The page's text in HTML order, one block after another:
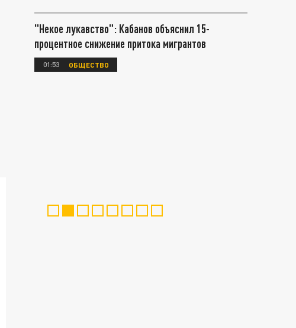
"Некое лукавство": Кабанов объяснил 15-
процентное снижение притока мигрантов
01:53 ОБЩЕСТВО